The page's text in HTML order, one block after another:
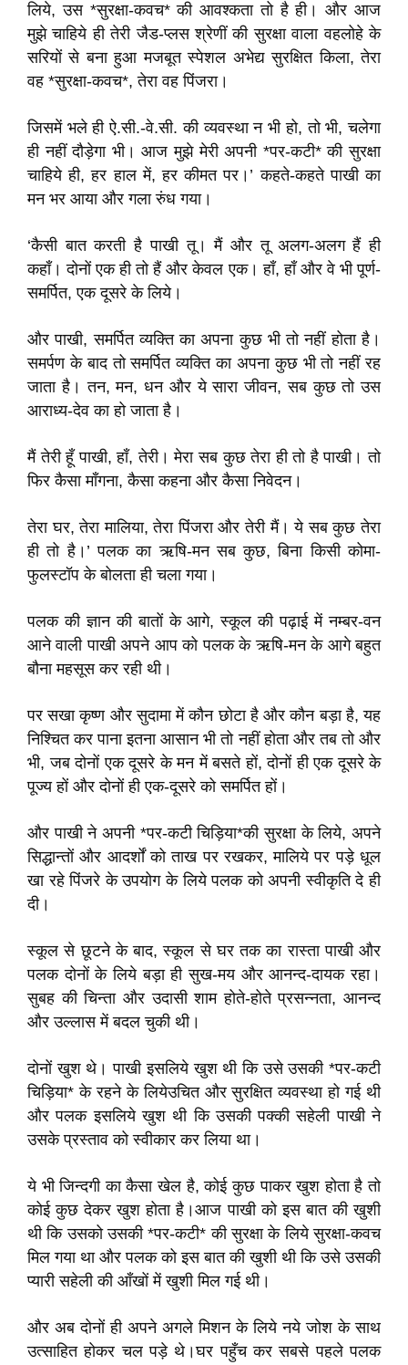
लिये, उस *सुरक्षा-कवच* की आवश्कता तो है ही। और आज
मुझे चाहिये ही तेरी जैड-प्लस श्रेणीं की सुरक्षा वाला वहलोहे के
सरियों से बना हुआ मजबूत स्पेशल अभेद्य सुरक्षित किला, तेरा
वह *सुरक्षा-कवच*, तेरा वह पिंजरा।
जिसमें भले ही ऐ.सी.-वे.सी. की व्यवस्था न भी हो, तो भी, चलेगा
ही नहीं दौड़ेगा भी। आज मुझे मेरी अपनी *पर-कटी* की सुरक्षा
चाहिये ही, हर हाल में, हर कीमत पर।’ कहते-कहते पाखी का
मन भर आया और गला रुंध गया।
‘कैसी बात करती है पाखी तू। मैं और तू अलग-अलग हैं ही
कहाँ। दोनों एक ही तो हैं और केवल एक। हाँ, हाँ और वे भी पूर्ण-
समर्पित, एक दूसरे के लिये।
और पाखी, समर्पित व्यक्ति का अपना कुछ भी तो नहीं होता है।
समर्पण के बाद तो समर्पित व्यक्ति का अपना कुछ भी तो नहीं रह
जाता है। तन, मन, धन और ये सारा जीवन, सब कुछ तो उस
आराध्य-देव का हो जाता है।
मैं तेरी हूँ पाखी, हाँ, तेरी। मेरा सब कुछ तेरा ही तो है पाखी। तो
फिर कैसा माँगना, कैसा कहना और कैसा निवेदन।
तेरा घर, तेरा मालिया, तेरा पिंजरा और तेरी मैं। ये सब कुछ तेरा
ही तो है।’ पलक का ऋषि-मन सब कुछ, बिना किसी कोमा-
फुलस्टॉप के बोलता ही चला गया।
पलक की ज्ञान की बातों के आगे, स्कूल की पढ़ाई में नम्बर-वन
आने वाली पाखी अपने आप को पलक के ऋषि-मन के आगे बहुत
बौना महसूस कर रही थी।
पर सखा कृष्ण और सुदामा में कौन छोटा है और कौन बड़ा है, यह
निश्चित कर पाना इतना आसान भी तो नहीं होता और तब तो और
भी, जब दोनों एक दूसरे के मन में बसते हों, दोनों ही एक दूसरे के
पूज्य हों और दोनों ही एक-दूसरे को समर्पित हों।
और पाखी ने अपनी *पर-कटी चिड़िया*की सुरक्षा के लिये, अपने
सिद्धान्तों और आदर्शों को ताख पर रखकर, मालिये पर पड़े धूल
खा रहे पिंजरे के उपयोग के लिये पलक को अपनी स्वीकृति दे ही
दी।
स्कूल से छूटने के बाद, स्कूल से घर तक का रास्ता पाखी और
पलक दोनों के लिये बड़ा ही सुख-मय और आनन्द-दायक रहा।
सुबह की चिन्ता और उदासी शाम होते-होते प्रसन्नता, आनन्द
और उल्लास में बदल चुकी थी।
दोनों खुश थे। पाखी इसलिये खुश थी कि उसे उसकी *पर-कटी
चिड़िया* के रहने के लियेउचित और सुरक्षित व्यवस्था हो गई थी
और पलक इसलिये खुश थी कि उसकी पक्की सहेली पाखी ने
उसके प्रस्ताव को स्वीकार कर लिया था।
ये भी जिन्दगी का कैसा खेल है, कोई कुछ पाकर खुश होता है तो
कोई कुछ देकर खुश होता है।आज पाखी को इस बात की खुशी
थी कि उसको उसकी *पर-कटी* की सुरक्षा के लिये सुरक्षा-कवच
मिल गया था और पलक को इस बात की खुशी थी कि उसे उसकी
प्यारी सहेली की आँखों में खुशी मिल गई थी।
और अब दोनों ही अपने अगले मिशन के लिये नये जोश के साथ
उत्साहित होकर चल पड़े थे।घर पहुँच कर सबसे पहले पलक